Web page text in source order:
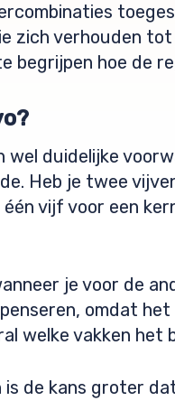
zich verhouden
begrijpen hoe de
duidelijke
Heb je twee
vijf voor een
je voor de
omdat
welke vakken
de kans groter